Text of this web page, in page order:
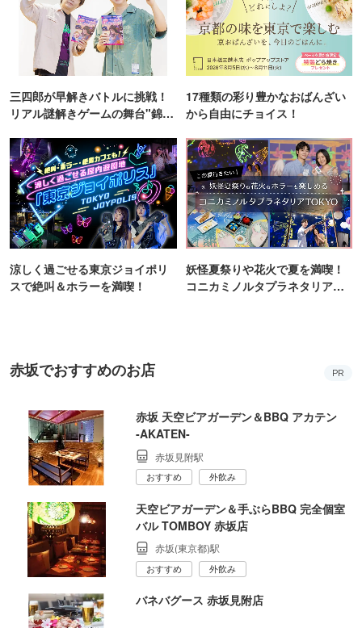
三四郎が早解きバトルに挑戦！
リアル謎解きゲームの舞台"錦糸
17種類の彩り豊かなおばんざい
から自由にチョイス！
涼しく過ごせる東京ジョイポリ
スで絶叫＆ホラーを満喫！
妖怪夏祭りや花火で夏を満喫！
コニカミノルタプラネタリア
赤坂でおすすめのお店 PR
赤坂 天空ビアガーデン＆BBQ アカテン
‐AKATEN‐
赤坂見附駅
おすすめ 外飲み
天空ビアガーデン＆手ぶらBBQ 完全個室
バル TOMBOY 赤坂店
赤坂(東京都)駅
おすすめ 外飲み
バネバグース 赤坂見附店